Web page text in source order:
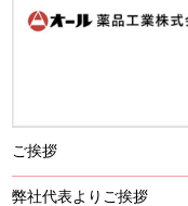
ご挨拶
弊社代表よりご挨拶